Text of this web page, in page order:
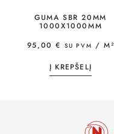
GUMA SBR 20MM
1000X1000MM
95,00€ SU PVM / M²
Į KREPŠELĮ